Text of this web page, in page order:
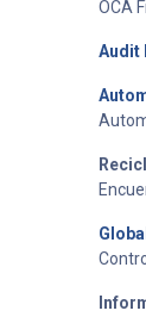
OCA
Audit